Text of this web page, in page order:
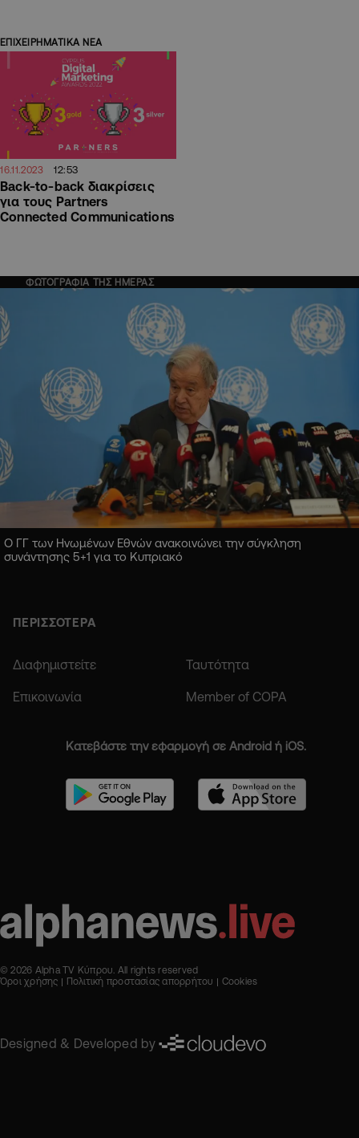
ΕΠΙΧΕΙΡΗΜΑΤΙΚΑ ΝΕΑ
16.11.2023 12:53
Back-to-back διακρίσεις
για τους Partners
Connected Communications
ΦΩΤΟΓΡΑΦΙΑ ΤΗΣ ΗΜΕΡΑΣ
Ο ΓΓ των Ηνωμένων Εθνών ανακοινώνει την σύγκληση
συνάντησης 5+1 για το Κυπριακό
ΠΕΡΙΣΣΟΤΕΡΑ
Διαφημιστείτε Ταυτότητα
Επικοινωνία Member of COPA
Κατεβάστε την εφαρμογή σε Android ή iOS.
© 2026 Alpha TV Κύπρου. All rights reserved
Όροι χρήσης
Πολιτική προστασίας απορρήτου Cookies
Designed & Developed by